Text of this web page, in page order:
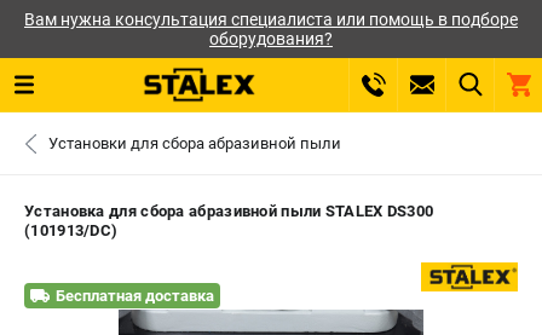
Вам нужна консультация специалиста или помощь в подборе
оборудования?
ЗАКАЗАТЬ ЗАПЧАСТЬ
САНКТ-ПЕТЕРБУРГ
0 ₽
Установки для сбора абразивной пыли
Установка для сбора абразивной пыли STALEX DS300
(101913/DC)
Бесплатная доставка